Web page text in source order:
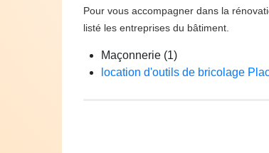
Pour vous accompagner dans la
listé les entreprises du bâtiment.
Maçonnerie (1)
location d'outils de bricolage